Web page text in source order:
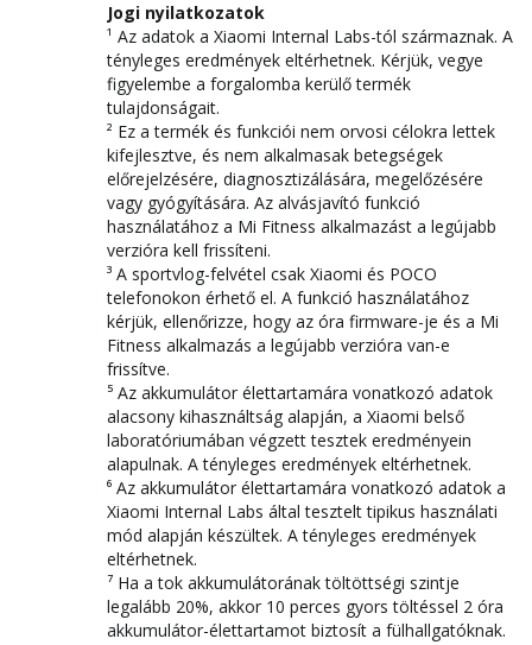
Jogi nyilatkozatok
¹ Az adatok a Xiaomi Internal Labs-tól származnak. A
tényleges eredmények eltérhetnek. Kérjük, vegye
figyelembe a forgalomba kerülő termék
tulajdonságait.
² Ez a termék és funkciói nem orvosi célokra lettek
kifejlesztve, és nem alkalmasak betegségek
előrejelzésére, diagnosztizálására, megelőzésére
vagy gyógyítására. Az alvásjavító funkció
használatához a Mi Fitness alkalmazást a legújabb
verzióra kell frissíteni.
³ A sportvlog-felvétel csak Xiaomi és POCO
telefonokon érhető el. A funkció használatához
kérjük, ellenőrizze, hogy az óra firmware-je és a Mi
Fitness alkalmazás a legújabb verzióra van-e
frissítve.
⁵ Az akkumulátor élettartamára vonatkozó adatok
alacsony kihasználtság alapján, a Xiaomi belső
laboratóriumában végzett tesztek eredményein
alapulnak. A tényleges eredmények eltérhetnek.
⁶ Az akkumulátor élettartamára vonatkozó adatok a
Xiaomi Internal Labs által tesztelt tipikus használati
mód alapján készültek. A tényleges eredmények
eltérhetnek.
⁷ Ha a tok akkumulátorának töltöttségi szintje
legalább 20%, akkor 10 perces gyors töltéssel 2 óra
akkumulátor-élettartamot biztosít a fülhallgatóknak.